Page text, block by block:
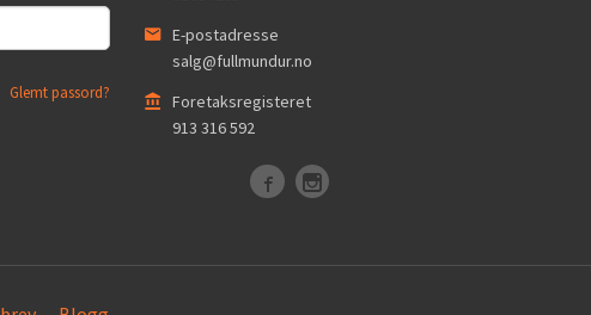
Glemt passord?
E-postadresse
salg@fullmundur.no
Foretaksregisteret
913 316 592